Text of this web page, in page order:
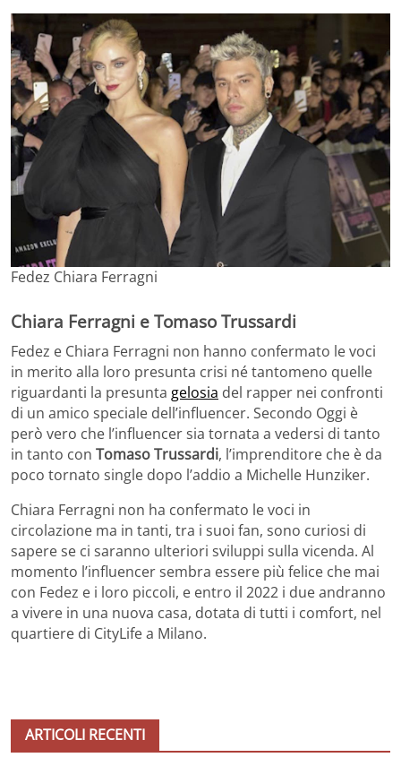
Fedez Chiara Ferragni
Chiara Ferragni e Tomaso Trussardi
Fedez e Chiara Ferragni non hanno confermato le voci
in merito alla loro presunta crisi né tantomeno quelle
riguardanti la presunta gelosia del rapper nei confronti
di un amico speciale dell’influencer. Secondo Oggi è
però vero che l’influencer sia tornata a vedersi di tanto
in tanto con Tomaso Trussardi, l’imprenditore che è da
poco tornato single dopo l’addio a Michelle Hunziker.
Chiara Ferragni non ha confermato le voci in
circolazione ma in tanti, tra i suoi fan, sono curiosi di
sapere se ci saranno ulteriori sviluppi sulla vicenda. Al
momento l’influencer sembra essere più felice che mai
con Fedez e i loro piccoli, e entro il 2022 i due andranno
a vivere in una nuova casa, dotata di tutti i comfort, nel
quartiere di CityLife a Milano.
ARTICOLI RECENTI